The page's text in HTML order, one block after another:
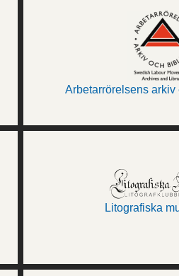
Arbetarrörelsens
Litografiska